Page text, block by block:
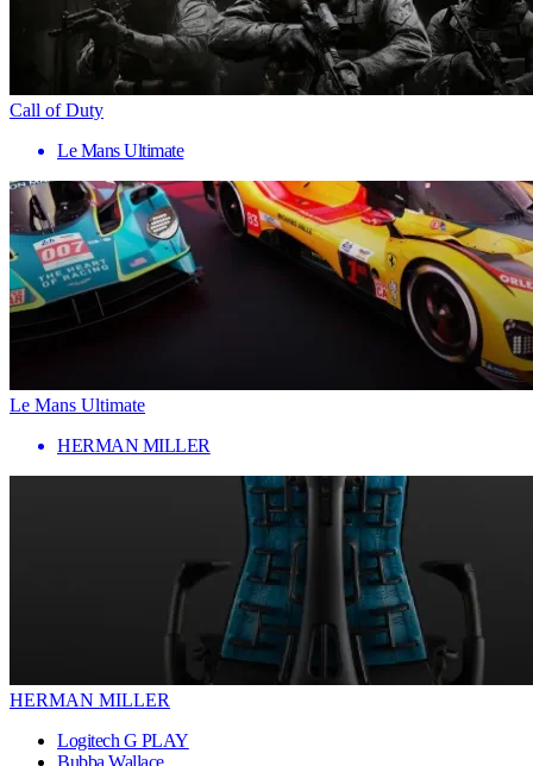
Call of Duty
Le Mans Ultimate
Le Mans Ultimate
HERMAN MILLER
HERMAN MILLER
Logitech G PLAY
Bubba Wallace